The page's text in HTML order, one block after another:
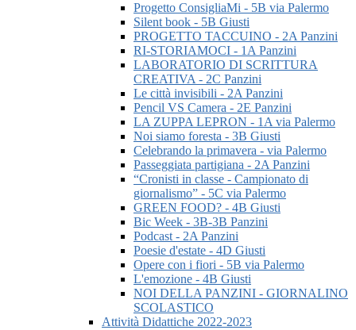
Progetto ConsigliaMi - 5B via Palermo
Silent book - 5B Giusti
PROGETTO TACCUINO - 2A Panzini
RI-STORIAMOCI - 1A Panzini
LABORATORIO DI SCRITTURA
CREATIVA - 2C Panzini
Le città invisibili - 2A Panzini
Pencil VS Camera - 2E Panzini
LA ZUPPA LEPRON - 1A via Palermo
Noi siamo foresta - 3B Giusti
Celebrando la primavera - via Palermo
Passeggiata partigiana - 2A Panzini
“Cronisti in classe - Campionato di
giornalismo” - 5C via Palermo
GREEN FOOD? - 4B Giusti
Bic Week - 3B-3B Panzini
Podcast - 2A Panzini
Poesie d'estate - 4D Giusti
Opere con i fiori - 5B via Palermo
L'emozione - 4B Giusti
NOI DELLA PANZINI - GIORNALINO
SCOLASTICO
Attività Didattiche 2022-2023